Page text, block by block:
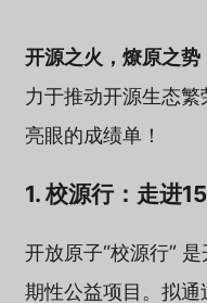
开源之火，燎原之势
力于推动开源生态
亮眼的成绩单！
1. 校源行：走进
开放原子“校源行”
期性公益项目。拟